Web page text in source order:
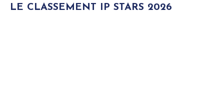
LE CLASSEMENT IP STARS 2026